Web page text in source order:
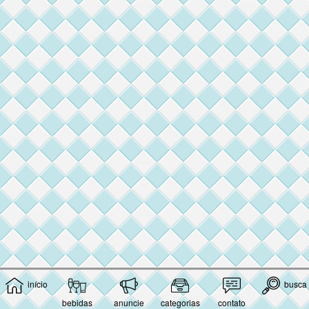
início
bebidas
anuncie categorias contato
busca